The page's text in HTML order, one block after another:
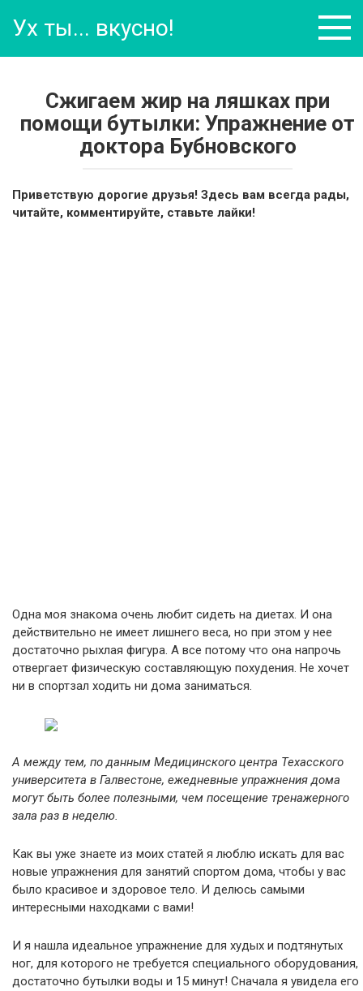
Ух ты... вкусно!
Сжигаем жир на ляшках при
помощи бутылки: Упражнение от
доктора Бубновского
Приветствую дорогие друзья! Здесь вам всегда рады,
читайте, комментируйте, ставьте лайки!
Одна моя знакома очень любит сидеть на диетах. И она
действительно не имеет лишнего веса, но при этом у нее
достаточно рыхлая фигура. А все потому что она напрочь
отвергает физическую составляющую похудения. Не хочет
ни в спортзал ходить ни дома заниматься.
А между тем, по данным Медицинского центра Техасского
университета в Галвестоне, ежедневные упражнения дома
могут быть более полезными, чем посещение тренажерного
зала раз в неделю.
Как вы уже знаете из моих статей я люблю искать для вас
новые упражнения для занятий спортом дома, чтобы у вас
было красивое и здоровое тело. И делюсь самыми
интересными находками с вами!
И я нашла идеальное упражнение для худых и подтянутых
ног, для которого не требуется специального оборудования,
достаточно бутылки воды и 15 минут! Сначала я увидела его